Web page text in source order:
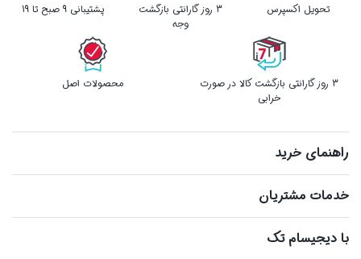
تحویل اکسپرس
3 روز گارانتی بازگشت
وجه
پشتیبانی 9 صبح تا 19
3 روز گارانتی بازگشت کالا در صورت
خرابی
محصولات اصل
راهنمای خرید
خدمات مشتریان
با دیجیسام تک